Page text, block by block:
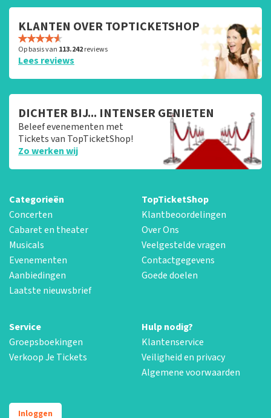
KLANTEN OVER TOPTICKETSHOP
Op basis van 113.242reviews
Lees reviews
DICHTER BIJ... INTENSER GENIETEN
Beleef evenementen met
Tickets van TopTicketShop!
Zo werken wij
Categorieën
Concerten
Cabaret en theater
Musicals
Evenementen
Aanbiedingen
Laatste nieuwsbrief
TopTicketShop
Klantbeoordelingen
Over Ons
Veelgestelde vragen
Contactgegevens
Goede doelen
Service
Groepsboekingen
Verkoop Je Tickets
Hulp nodig?
Klantenservice
Veiligheid en privacy
Algemene voorwaarden
Inloggen